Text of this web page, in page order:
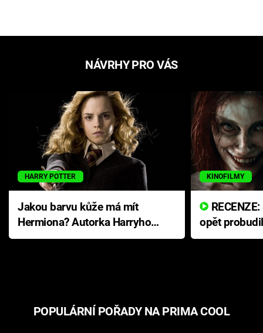
NÁVRHY PRO VÁS
HARRY POTTER
Jakou barvu kůže má mít
Hermiona? Autorka Harryho
Pottera přišla s ráznou
KINOFILMY
opět
přichází s
POPULÁRNÍ POŘADY NA PRIMA COOL